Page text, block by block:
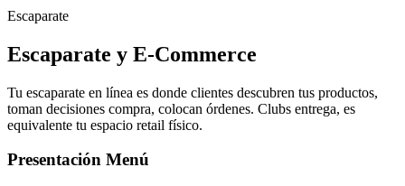
Escaparate
Escaparate y E-Commerce
Tu escaparate en línea es donde clientes descubren tus productos,
toman decisiones compra, colocan órdenes. Clubs entrega, es
equivalente tu espacio retail físico.
Presentación Menú